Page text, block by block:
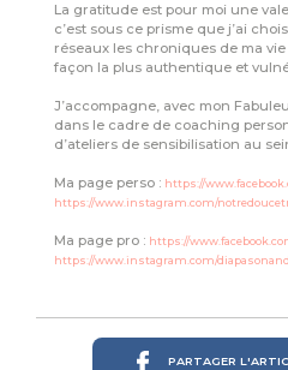
La gratitude est pour moi une
c’est sous ce prisme que j’ai
réseaux les chroniques de ma
façon la plus authentique et
J’accompagne, avec mon
dans le cadre de coaching
d’ateliers de sensibilisation au
Ma page perso : https://
https://www.instagram.com/
Ma page pro : https://
https://www.instagram.com/
PARTAGER